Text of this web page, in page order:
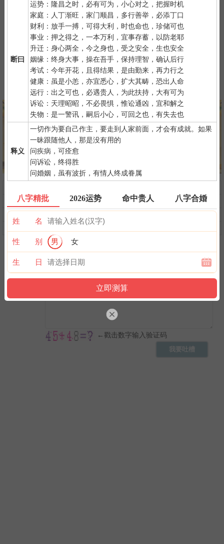
断曰
运势：隆昌之时，必有可为，小心对之，把握时机
家庭：人丁渐旺，家门顺昌，多行善举，必添丁口
财利：放手一搏，可得大利，时也命也，珍储可也
事业：押之得之，一本万利，宜事存蓄，以防老耶
升迁：身心两全，今之身也，受之安全，生也安全
姻缘：终身大事，操在吾手，保持理智，确认后行
考试：今年开花，且得结果，是由勤来，再力行之
健康：虽是小恙，亦宜悉心，扩大其畴，恐出人命
远行：出之可也，必遇贵人，为此扶持，大有可为
诉讼：天理昭昭，不必畏惧，惟讼通凶，宜和解之
失物：是一警讯，嗣后小心，可回之也，有失去也
释义
一切作为要自己作主，要走到人家前面，才会有成就。如果
一昧跟随他人，那是没有用的
问疾病，可痊愈
问诉讼，终得胜
问婚姻，虽有波折，有情人终成眷属
八字精批 2026运势 命中贵人 八字合婚
姓 名
性 别 男 女
生 日
紫微详批 奇门遁甲 梅花易数 六壬测事
八字终身运 河洛一生婚禄 精品轮回书 韦千里批命
命中小人
命中劫财
命中债主